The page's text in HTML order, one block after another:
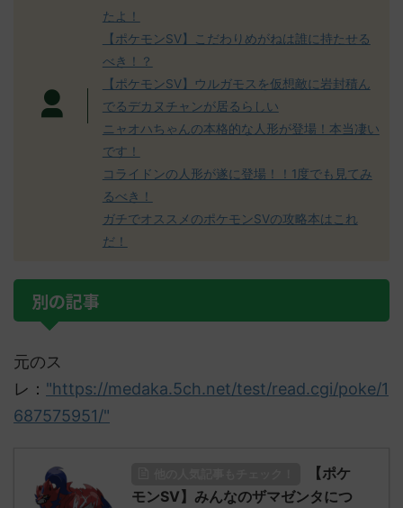
たよ！
【ポケモンSV】こだわりめがねは誰に持たせる
べき！？
【ポケモンSV】ウルガモスを仮想敵に岩封積ん
でるデカヌチャンが居るらしい
ニャオハちゃんの本格的な人形が登場！本当凄い
です！
コライドンの人形が遂に登場！！1度でも見てみ
るべき！
ガチでオススメのポケモンSVの攻略本はこれ
だ！
別の記事
元のス
レ： "https://medaka.5ch.net/test/read.cgi/poke/1
687575951/"
【ポケ
モンSV】みんなのザマゼンタにつ